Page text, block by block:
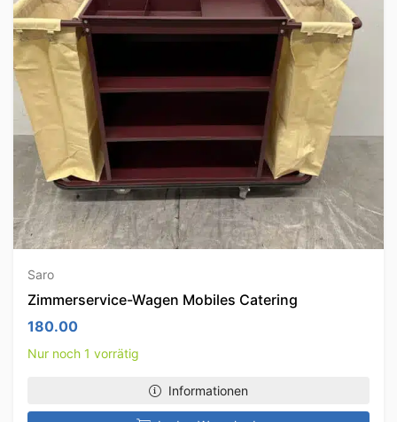
Saro
Zimmerservice-Wagen Mobiles Catering
180.00
Nur noch 1 vorrätig
Informationen